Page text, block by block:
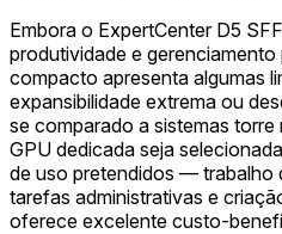
Embora o ExpertCenter D5
produtividade e
compacto apresenta algumas
expansibilidade extrema ou
se comparado a sistemas
GPU dedicada seja
de uso pretendidos — trabalho
tarefas administrativas e
oferece excelente custo-